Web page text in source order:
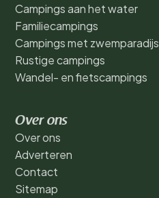
Campings aan het water
Familiecampings
Campings met zwemparadijs
Rustige campings
Wandel- en fietscampings
Over ons
Over ons
Adverteren
Contact
Sitemap